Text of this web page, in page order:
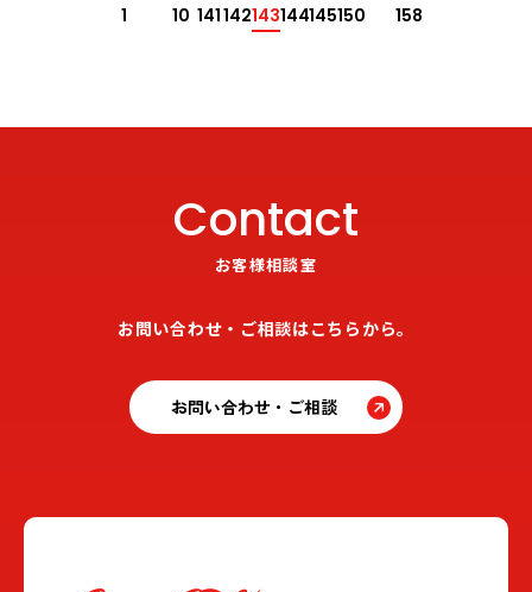
1 10 141142143144145150 158
Contact
お客様相談室
お問い合わせ・ご相談はこちらから。
お問い合わせ・ご相談